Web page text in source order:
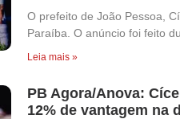
O prefeito de João Pessoa,
Paraíba. O anúncio foi feito
Leia mais »
PB Agora/Anova:
12% de vantagem na